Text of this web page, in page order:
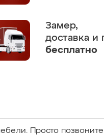
Замер,
доставка и
бесплатно
Просто